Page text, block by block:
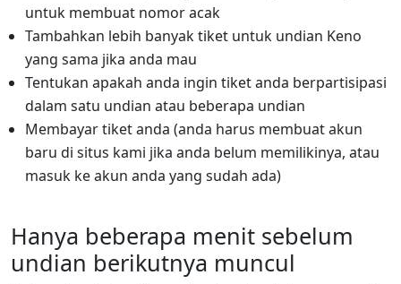
untuk membuat nomor acak
Tambahkan lebih banyak tiket untuk undian Keno
yang sama jika anda mau
Tentukan apakah anda ingin tiket anda berpartisipasi
dalam satu undian atau beberapa undian
Membayar tiket anda (anda harus membuat akun
baru di situs kami jika anda belum memilikinya, atau
masuk ke akun anda yang sudah ada)
Hanya beberapa menit sebelum
undian berikutnya muncul